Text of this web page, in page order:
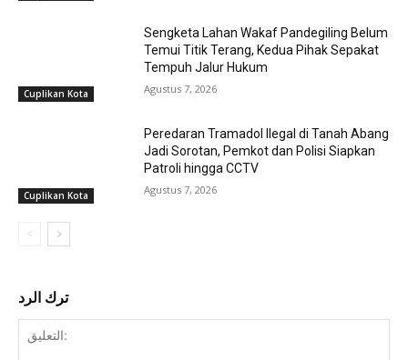
Cuplikan Kota
Sengketa Lahan Wakaf Pandegiling Belum
Temui Titik Terang, Kedua Pihak Sepakat
Tempuh Jalur Hukum
Agustus 7, 2026
Cuplikan Kota
Peredaran Tramadol Ilegal di Tanah Abang
Jadi Sorotan, Pemkot dan Polisi Siapkan
Patroli hingga CCTV
Agustus 7, 2026
ترك الرد